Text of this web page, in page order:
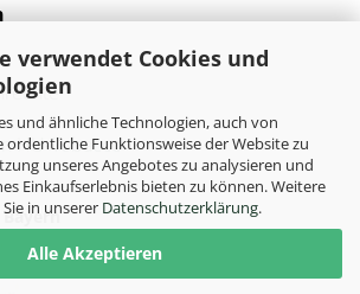
verwendet Cookies und
und ähnliche Technologien, auch von
Funktionsweise der Website zu
unseres Angebotes zu analysieren und
Einkaufserlebnis bieten zu können. Weitere
in unserer Datenschutzerklärung.
Alle Akzeptieren
HU-Tobacco